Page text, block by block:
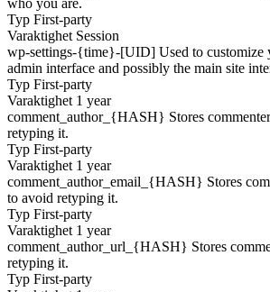
Typ First-party
Varaktighet Session
wp-settings-{time}-[UID] Used to
admin interface and possibly the main site
Typ First-party
Varaktighet 1 year
comment_author_{HASH} Stores
retyping it.
Typ First-party
Varaktighet 1 year
comment_author_email_{HASH} Stores
to avoid retyping it.
Typ First-party
Varaktighet 1 year
comment_author_url_{HASH} Stores
retyping it.
Typ First-party